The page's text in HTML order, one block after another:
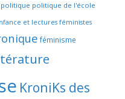
politique politique de l'école
et lectures féministes
féminisme
KroniKs des